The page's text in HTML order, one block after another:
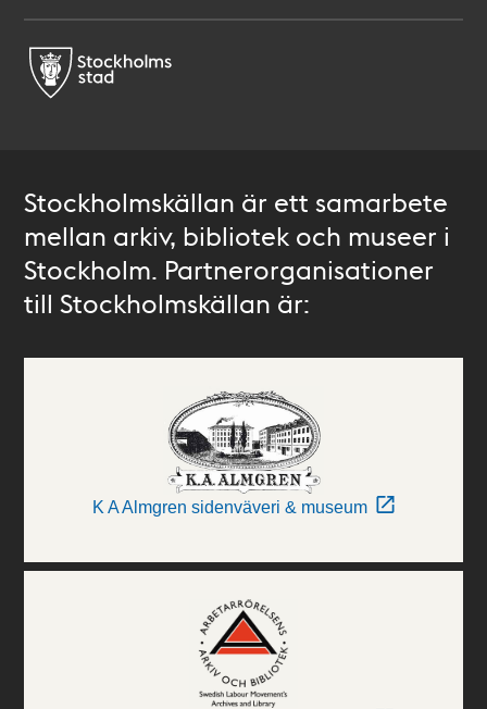
Stockholmskällan är ett samarbete
mellan arkiv, bibliotek och museer i
Stockholm. Partnerorganisationer
till Stockholmskällan är:
K A Almgren sidenväveri & museum